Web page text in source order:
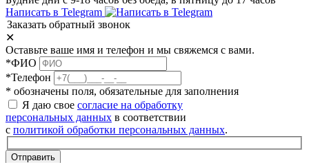
Написать в Telegram
Заказать обратный звонок
✕
Оставьте ваше имя и телефон и мы свяжемся с вами.
*ФИО
*Телефон
* обозначены поля, обязательные для заполнения
Я даю свое согласие на обработку
персональных данных в соответствии
с политикой обработки персональных данных.
Отправить